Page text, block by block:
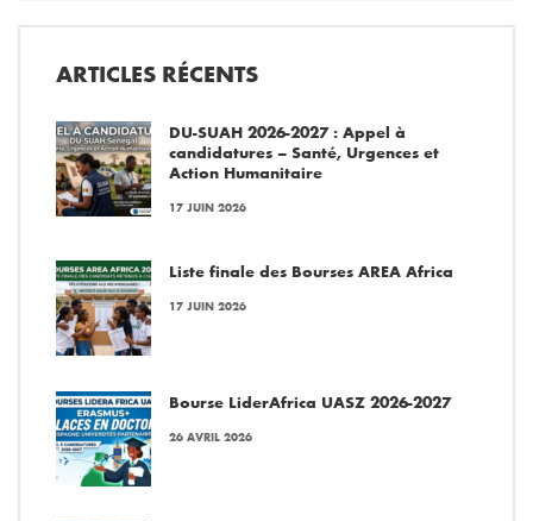
ARTICLES RÉCENTS
DU-SUAH 2026-2027 : Appel à
candidatures – Santé, Urgences et
Action Humanitaire
17 JUIN 2026
Liste finale des Bourses AREA Africa
17 JUIN 2026
Bourse LiderAfrica UASZ 2026-2027
26 AVRIL 2026